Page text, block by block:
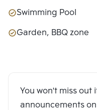
Swimming Pool
Garden, BBQ zone
You won't miss out
announcements on